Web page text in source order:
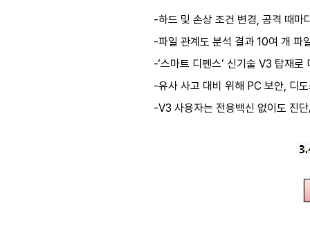
-하드 및 손상 조건 변경, 공격 때마
-파일 관계도 분석 결과 10여 개 파
-‘스마트 디펜스’ 신기술 V3 탑재
-유사 사고 대비 위해 PC 보안, 디
-V3 사용자는 전용백신 없이도 진